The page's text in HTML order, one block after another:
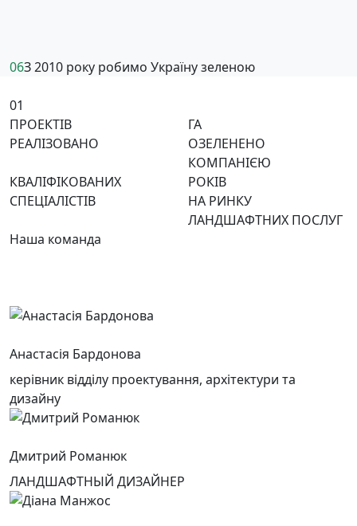
06З 2010 року робимо Україну зеленою
01
ПРОЕКТІВ
РЕАЛІЗОВАНО
ГА
ОЗЕЛЕНЕНО
КОМПАНІЄЮ
КВАЛІФІКОВАНИХ
СПЕЦІАЛІСТІВ
РОКІВ
НА РИНКУ
ЛАНДШАФТНИХ ПОСЛУГ
Наша команда
Анастасія Бардонова
керівник відділу проектування, архітектури та
дизайну
Дмитрий Романюк
ЛАНДШАФТНЫЙ ДИЗАЙНЕР